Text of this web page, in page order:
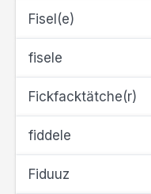
Fisel(e)
fisele
Fickfacktätche(r)
fiddele
Fiduuz